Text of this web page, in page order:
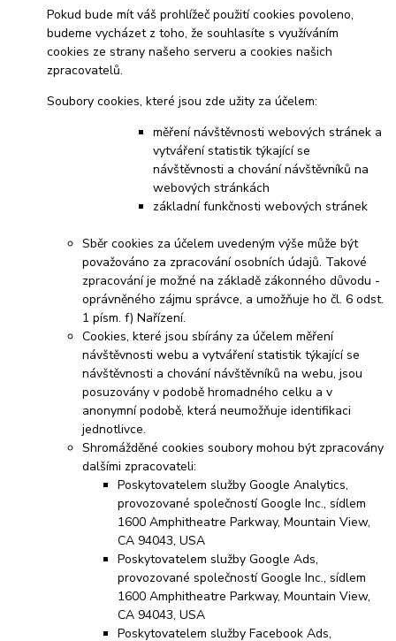
Pokud bude mít váš prohlížeč použití cookies povoleno,
budeme vycházet z toho, že souhlasíte s využíváním
cookies ze strany našeho serveru a cookies našich
zpracovatelů.
Soubory cookies, které jsou zde užity za účelem:
měření návštěvnosti webových stránek a
vytváření statistik týkající se
návštěvnosti a chování návštěvníků na
webových stránkách
základní funkčnosti webových stránek
Sběr cookies za účelem uvedeným výše může být
považováno za zpracování osobních údajů. Takové
zpracování je možné na základě zákonného důvodu -
oprávněného zájmu správce, a umožňuje ho čl. 6 odst.
1 písm. f) Nařízení.
Cookies, které jsou sbírány za účelem měření
návštěvnosti webu a vytváření statistik týkající se
návštěvnosti a chování návštěvníků na webu, jsou
posuzovány v podobě hromadného celku a v
anonymní podobě, která neumožňuje identifikaci
jednotlivce.
Shromážděné cookies soubory mohou být zpracovány
dalšími zpracovateli:
Poskytovatelem služby Google Analytics,
provozované společností Google Inc., sídlem
1600 Amphitheatre Parkway, Mountain View,
CA 94043, USA
Poskytovatelem služby Google Ads,
provozované společností Google Inc., sídlem
1600 Amphitheatre Parkway, Mountain View,
CA 94043, USA
Poskytovatelem služby Facebook Ads,